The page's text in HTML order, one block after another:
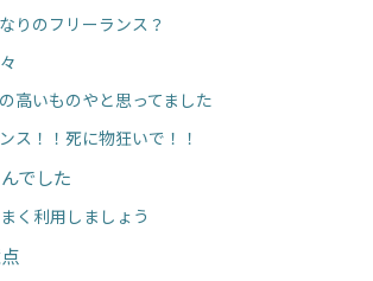
りのフリーランス？
高いものやと思ってました
ス！！死に物狂いで！！
でした
く利用しましょう